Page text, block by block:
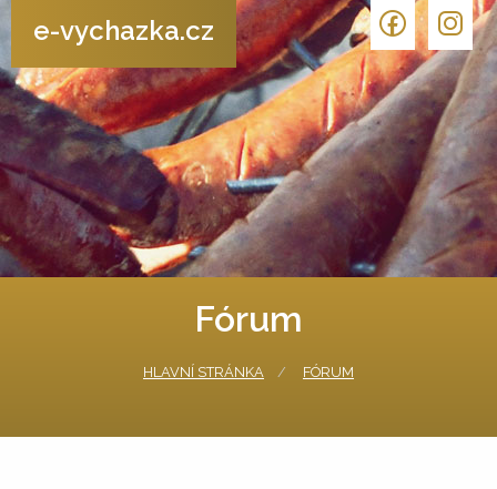
e-vychazka.cz
Fórum
HLAVNÍ STRÁNKA FÓRUM